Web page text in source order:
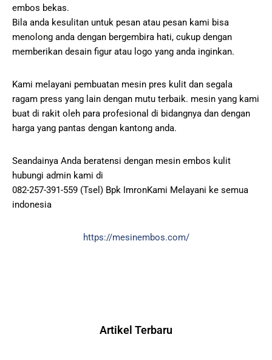
embos bekas.
Bila anda kesulitan untuk pesan atau pesan kami bisa
menolong anda dengan bergembira hati, cukup dengan
memberikan desain figur atau logo yang anda inginkan.
Kami melayani pembuatan mesin pres kulit dan segala
ragam press yang lain dengan mutu terbaik. mesin yang kami
buat di rakit oleh para profesional di bidangnya dan dengan
harga yang pantas dengan kantong anda.
Seandainya Anda beratensi dengan mesin embos kulit
hubungi admin kami di
082-257-391-559 (Tsel) Bpk ImronKami Melayani ke semua
indonesia
https://mesinembos.com/
Artikel Terbaru